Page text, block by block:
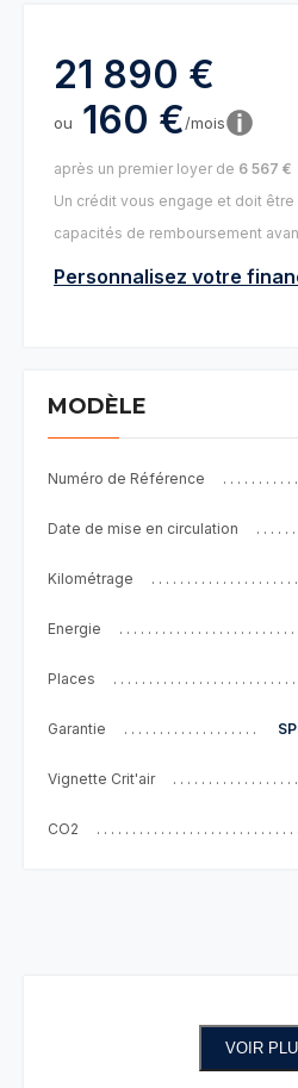
21 890 €
ou 160 €/mois
après un premier loyer de 6 567 €
Un crédit vous engage et doit
capacités de remboursement
Personnalisez votre
MODÈLE
Numéro de Référence
Date de mise en circulation
Kilométrage
Energie
Places
Garantie
Vignette Crit'air
CO2
VOIR